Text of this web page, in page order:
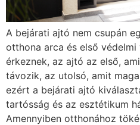
A bejárati ajtó nem csupán
otthona arca és első
érkeznek, az ajtó az első,
távozik, az utolsó, amit
ezért a bejárati ajtó
tartósság és az esztétikum
Amennyiben otthonához